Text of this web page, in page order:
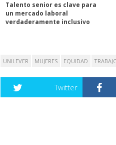
Talento senior es clave para
un mercado laboral
verdaderamente inclusivo
UNILEVER MUJERES EQUIDAD
Twitter